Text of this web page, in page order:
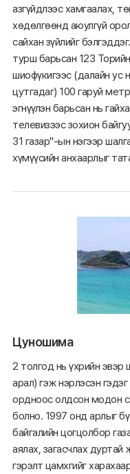
азгүйдлээс хамгаалах,
хөдөлгөөнд аюулгүй
сайхан зүйлийг
турш барьсан 123
шиофүкигээс (далайн ус
цутгадаг) 100 гаруй
эгнүүлэн барьсан нь
телевизээс зохион
31 газар"-ын нэгээр
хүмүүсийн анхаарлыг
Цуношима
2 толгод нь үхрийн эвэр
арал) гэж нэрлэсэн
ордноос олдсон модон
болно. 1997 онд арлыг
байгалийн цогцолбор
аялах, загасчлах
гэрэлт цамхгийг